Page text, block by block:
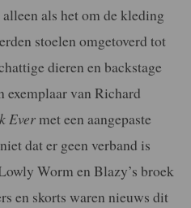
als het om de kleding
stoelen omgetoverd tot
dieren en backstage
exemplaar van Richard
Evermet een aangepaste
dat er geen verband is
Worm en Blazy’s broek
en skorts waren nieuws dit